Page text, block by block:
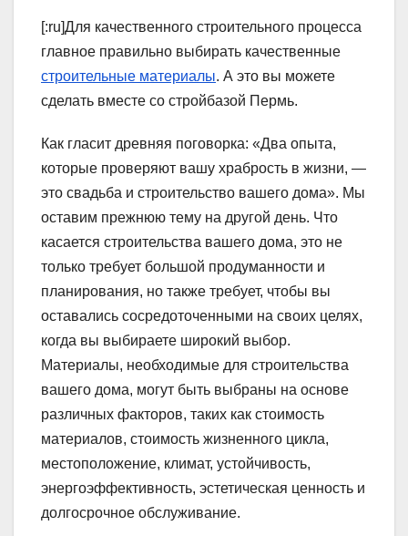
[:ru]Для качественного строительного процесса
главное правильно выбирать качественные
строительные материалы. А это вы можете
сделать вместе со стройбазой Пермь.
Как гласит древняя поговорка: «Два опыта,
которые проверяют вашу храбрость в жизни, —
это свадьба и строительство вашего дома». Мы
оставим прежнюю тему на другой день. Что
касается строительства вашего дома, это не
только требует большой продуманности и
планирования, но также требует, чтобы вы
оставались сосредоточенными на своих целях,
когда вы выбираете широкий выбор.
Материалы, необходимые для строительства
вашего дома, могут быть выбраны на основе
различных факторов, таких как стоимость
материалов, стоимость жизненного цикла,
местоположение, климат, устойчивость,
энергоэффективность, эстетическая ценность и
долгосрочное обслуживание.